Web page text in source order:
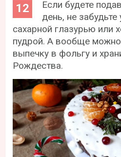
Если будете
день, не забудьте
сахарной глазурью или
пудрой. А вообще можно
выпечку в фольгу и
Рождества.